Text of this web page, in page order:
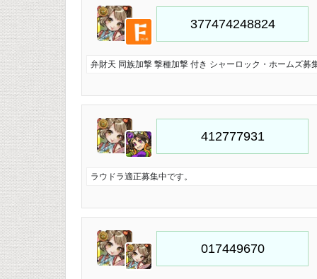
弁財天 同族加撃 撃種加撃 付き シャーロック・ホームズ募
ラウドラ適正募集中です。